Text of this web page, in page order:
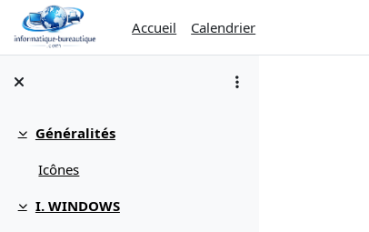
Passer au contenu principal
Accueil
Calendrier
Replier
Généralités
Icônes
Replier
I. WINDOWS